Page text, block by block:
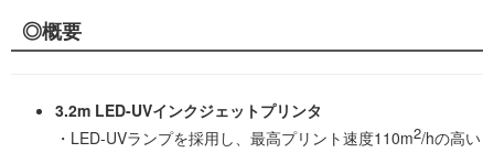
◎概要
3.2m LED-UVインクジェットプリンタ
・LED-UVランプを採用し、最高プリント速度110m2/hの高い